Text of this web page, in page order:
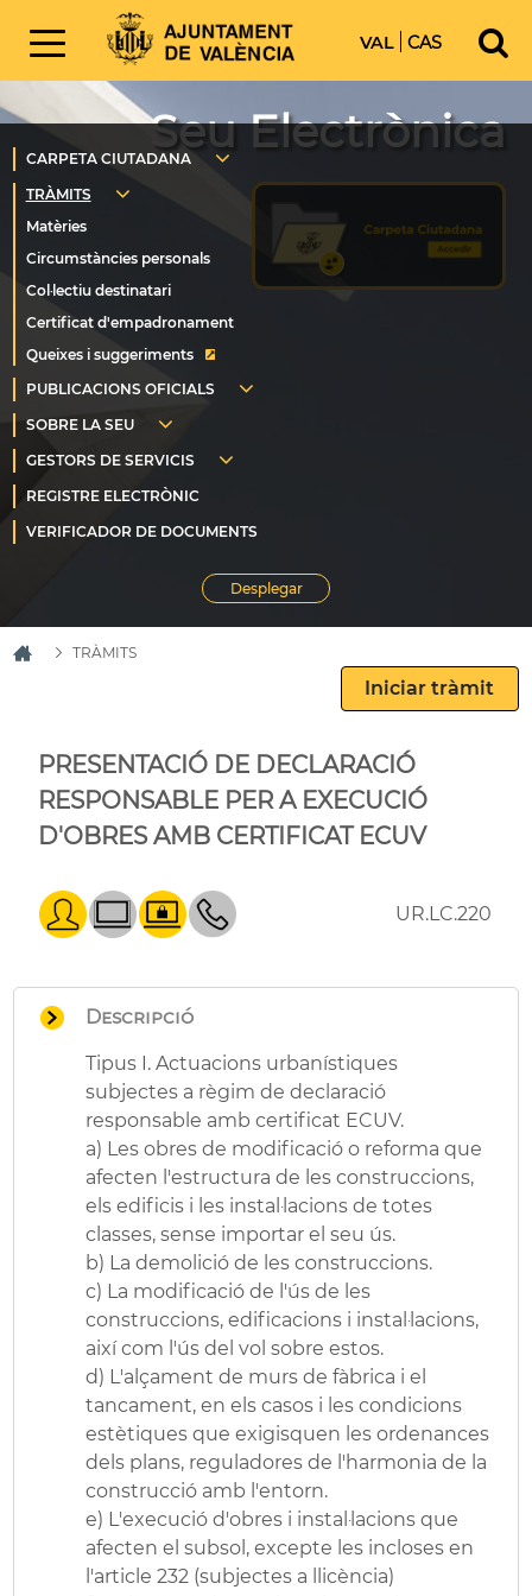
VAL CAS
Seu Electrònica
Queixes i suggeriments
TRÀMITS
PRESENTACIÓ DE DECLARACIÓ
RESPONSABLE PER A EXECUCIÓ
D'OBRES AMB CERTIFICAT ECUV
UR.LC.220
Descripció
Tipus I. Actuacions urbanístiques
subjectes a règim de declaració
responsable amb certificat ECUV.
a) Les obres de modificació o reforma que
afecten l'estructura de les construccions,
els edificis i les instal·lacions de totes
classes, sense importar el seu ús.
b) La demolició de les construccions.
c) La modificació de l'ús de les
construccions, edificacions i instal·lacions,
així com l'ús del vol sobre estos.
d) L'alçament de murs de fàbrica i el
tancament, en els casos i les condicions
estètiques que exigisquen les ordenances
dels plans, reguladores de l'harmonia de la
construcció amb l'entorn.
e) L'execució d'obres i instal·lacions que
afecten el subsol, excepte les incloses en
l'article 232 (subjectes a llicència)